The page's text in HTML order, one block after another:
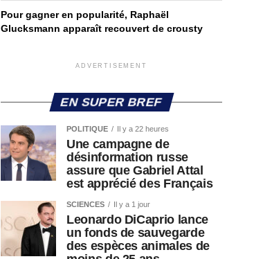
Pour gagner en popularité, Raphaël
Glucksmann apparaît recouvert de crousty
ADVERTISEMENT
EN SUPER BREF
POLITIQUE Il y a 22 heures
Une campagne de
désinformation russe
assure que Gabriel Attal
est apprécié des Français
SCIENCES Il y a 1 jour
Leonardo DiCaprio lance
un fonds de sauvegarde
des espèces animales de